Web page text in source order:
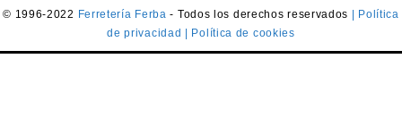
© 1996-2022 Ferretería Ferba- Todos los derechos reservados
| Política
de privacidad
| Política de cookies